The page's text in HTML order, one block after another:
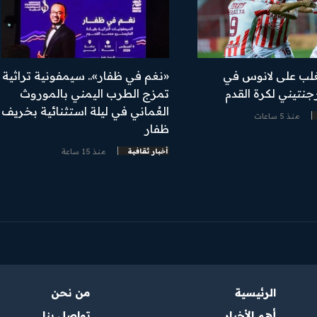
على لانوس في
لكرة القدم
منذ 5 ساعات
«نغم في ظفار».. سيمفونية تراثية
تمزج الطرب اليمني بالموروث
العُماني في ليلة استثنائية بخريف
ظفار
أخبار ثقافية منذ 15 ساعة
الرئيسية
من نحن